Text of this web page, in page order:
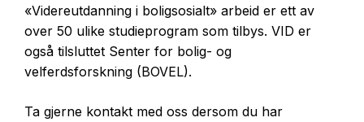
«Videreutdanning i boligsosialt» arbeid er ett av
over 50 ulike studieprogram som tilbys. VID er
også tilsluttet Senter for bolig- og
velferdsforskning (BOVEL).
Ta gjerne kontakt med oss dersom du har